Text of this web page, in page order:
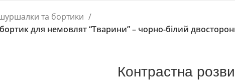
та бортики
для немовлят “Тварини” – чорно-білий
Контрастна